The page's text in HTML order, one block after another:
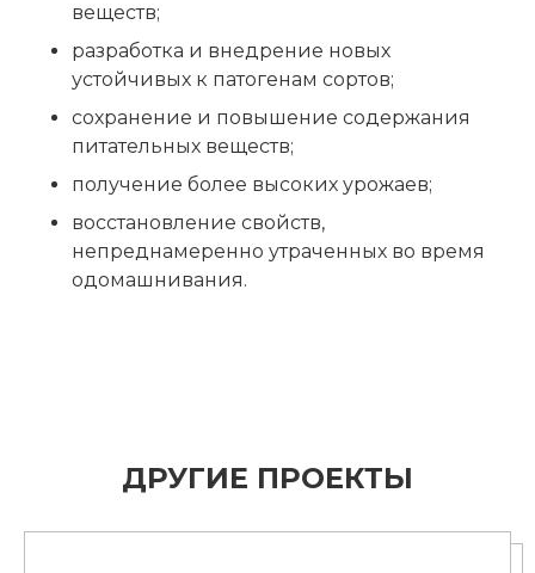
веществ;
разработка и внедрение новых
устойчивых к патогенам сортов;
сохранение и повышение содержания
питательных веществ;
получение более высоких урожаев;
восстановление свойств,
непреднамеренно утраченных во время
одомашнивания.
ДРУГИЕ ПРОЕКТЫ